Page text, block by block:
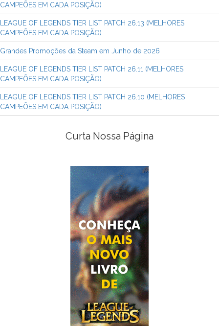
CAMPEÕES EM CADA POSIÇÃO)
LEAGUE OF LEGENDS TIER LIST PATCH 26.13 (MELHORES
CAMPEÕES EM CADA POSIÇÃO)
Grandes Promoções da Steam em Junho de 2026
LEAGUE OF LEGENDS TIER LIST PATCH 26.11 (MELHORES
CAMPEÕES EM CADA POSIÇÃO)
LEAGUE OF LEGENDS TIER LIST PATCH 26.10 (MELHORES
CAMPEÕES EM CADA POSIÇÃO)
Curta Nossa Página